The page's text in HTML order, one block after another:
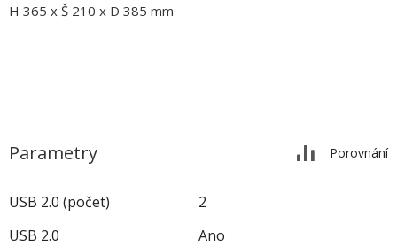
H 365 x Š 210 x D 385 mm
Parametry Porovnání
USB 2.0 (počet)
2
USB 2.0
Ano